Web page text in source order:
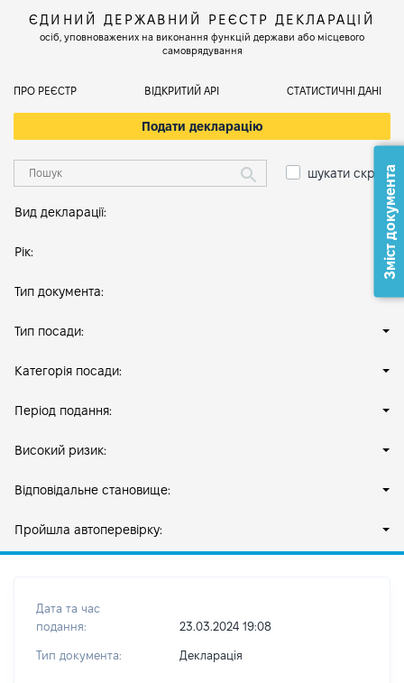
ЄДИНИЙ ДЕРЖАВНИЙ РЕЄСТР ДЕКЛАРАЦІЙ
осіб, уповноважених на виконання функцій держави або місцевого
самоврядування
ПРО РЕЄСТР ВІДКРИТИЙ АРІ СТАТИСТИЧНІ ДАНІ
Подати декларацію
шукати скрізь
Вид декларації:
Рік:
Тип документа:
Тип посади:
Категорія посади:
Період подання:
Високий ризик:
Відповідальне становище:
Пройшла автоперевірку:
Дата та час
подання:
23.03.2024 19:08
Тип документа: Декларація
Зміст документа